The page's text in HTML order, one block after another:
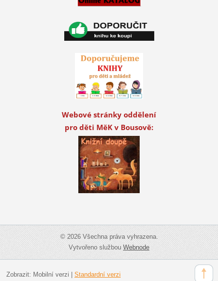
Webové stránky oddělení
pro děti MěK v Bousově:
© 2026 Všechna práva vyhrazena.
Vytvořeno službouWebnode
Zobrazit: Mobilní verzi Standardní verzi